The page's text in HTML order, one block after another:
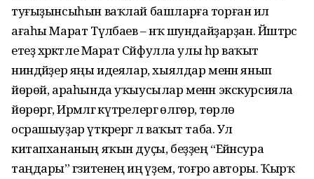
туғыҙынсыһын ваҡлай башларға торған ил
ағаһы Марат Түләбаев – нәҡ шундайҙарҙан. Йәштәрсә
етеҙ хәрәкәтле Марат Сәйфулла улы һәр ваҡыт
ниндәйҙер яңы идеялар, хыялдар менән янып
йөрөй, араһында уҡыусылар менән экскурсияла
йөрөргә, Ирәмәлгә күтәрелергә өлгөрә, төрлө
осрашыуҙар үткәрергә лә ваҡыт таба. Ул
китапхананың яҡын дуҫы, беҙҙең “Ейәнсура
таңдары” гәзитенең иң әүҙем, тоғро авторы. Ҡырҡ